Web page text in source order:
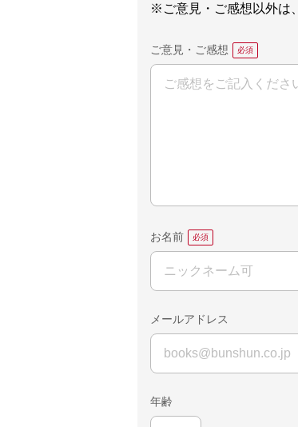
※ご意見・ご感想以外は、
ご意見・ご感想
お名前
メールアドレス
年齢